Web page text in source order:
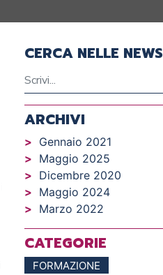
CERCA NELLE NEWS
ARCHIVI
Gennaio 2021
Maggio 2025
Dicembre 2020
Maggio 2024
Marzo 2022
CATEGORIE
FORMAZIONE